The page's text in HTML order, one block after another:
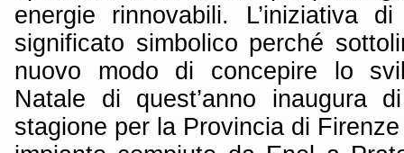
energie rinnovabili. L’iniziativa
significato simbolico perché
nuovo modo di concepire lo
Natale di quest’anno inaugura
stagione per la Provincia di